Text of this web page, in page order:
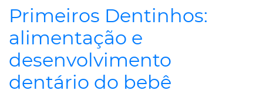
Primeiros Dentinhos:
alimentação e
desenvolvimento
dentário do bebê